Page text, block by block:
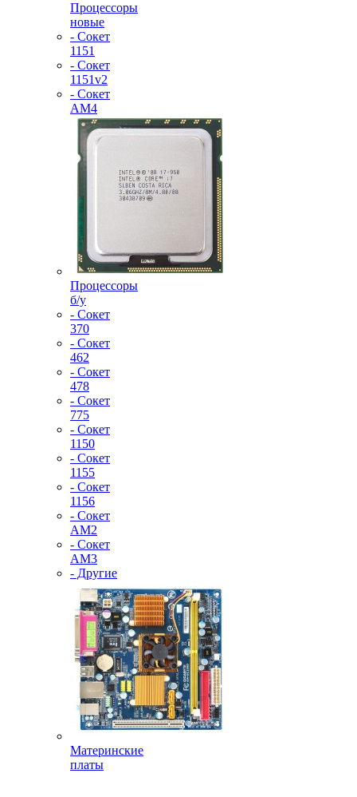
Процессоры
новые
- Сокет
1151
- Сокет
1151v2
- Сокет
AM4
Процессоры
б/у
- Сокет
370
- Сокет
462
- Сокет
478
- Сокет
775
- Сокет
1150
- Сокет
1155
- Сокет
1156
- Сокет
AM2
- Сокет
AM3
- Другие
Материнские
платы